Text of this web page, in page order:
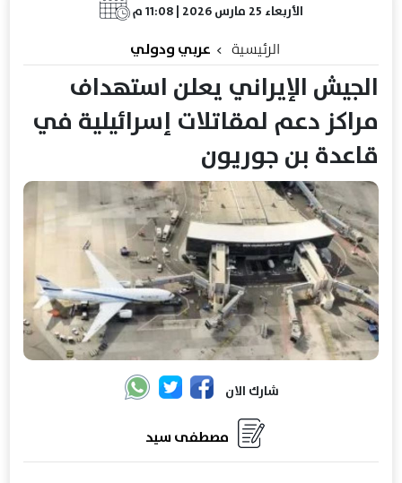
الأربعاء 25 مارس 2026 | 11:08 م
الرئيسية عربي ودولي
الجيش الإيراني يعلن استهداف
مراكز دعم لمقاتلات إسرائيلية في
قاعدة بن جوريون
شارك الان
مصطفى سيد